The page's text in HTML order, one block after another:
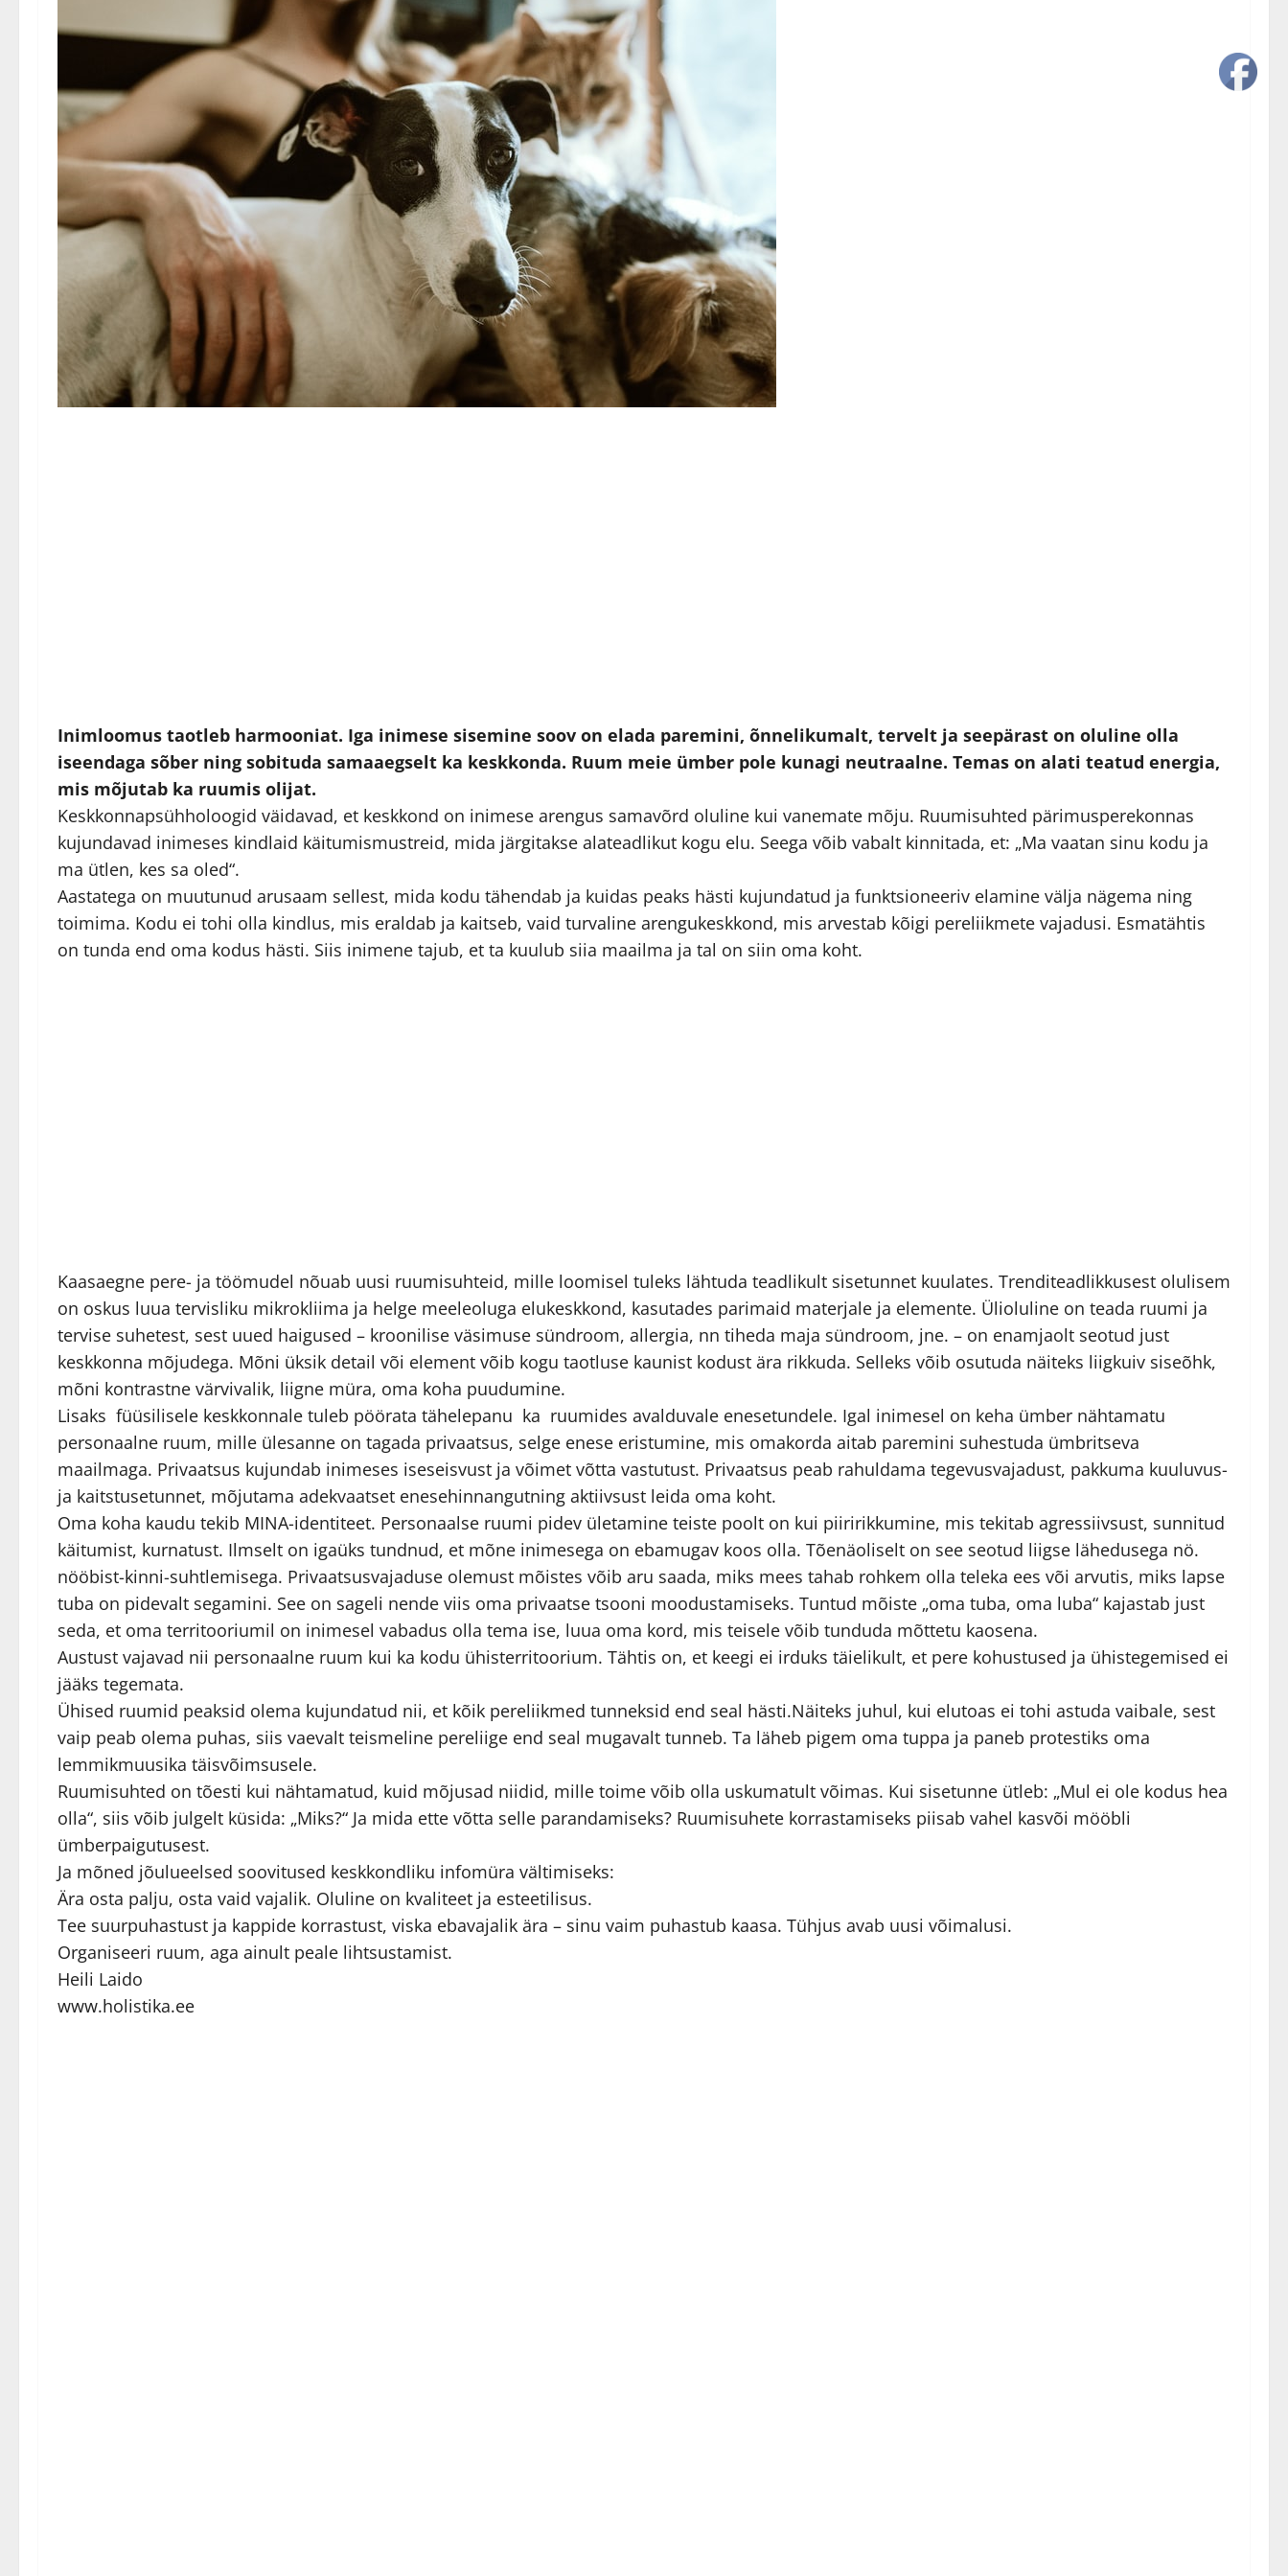
Inimloomus taotleb harmooniat. Iga inimese sisemine soov on elada paremini, õnnelikumalt, tervelt ja seepärast on oluline olla
iseendaga sõber ning sobituda samaaegselt ka keskkonda. Ruum meie ümber pole kunagi neutraalne. Temas on alati teatud energia,
mis mõjutab ka ruumis olijat.
Keskkonnapsühholoogid väidavad, et keskkond on inimese arengus samavõrd oluline kui vanemate mõju. Ruumisuhted pärimusperekonnas
kujundavad inimeses kindlaid käitumismustreid, mida järgitakse alateadlikut kogu elu. Seega võib vabalt kinnitada, et: „Ma vaatan sinu kodu ja
ma ütlen, kes sa oled“.
Aastatega on muutunud arusaam sellest, mida kodu tähendab ja kuidas peaks hästi kujundatud ja funktsioneeriv elamine välja nägema ning
toimima. Kodu ei tohi olla kindlus, mis eraldab ja kaitseb, vaid turvaline arengukeskkond, mis arvestab kõigi pereliikmete vajadusi. Esmatähtis
on tunda end oma kodus hästi. Siis inimene tajub, et ta kuulub siia maailma ja tal on siin oma koht.
Kaasaegne pere- ja töömudel nõuab uusi ruumisuhteid, mille loomisel tuleks lähtuda teadlikult sisetunnet kuulates. Trenditeadlikkusest olulisem
on oskus luua tervisliku mikrokliima ja helge meeleoluga elukeskkond, kasutades parimaid materjale ja elemente. Ülioluline on teada ruumi ja
tervise suhetest, sest uued haigused – kroonilise väsimuse sündroom, allergia, nn tiheda maja sündroom, jne. – on enamjaolt seotud just
keskkonna mõjudega. Mõni üksik detail või element võib kogu taotluse kaunist kodust ära rikkuda. Selleks võib osutuda näiteks liigkuiv siseõhk,
mõni kontrastne värvivalik, liigne müra, oma koha puudumine.
Lisaks füüsilisele keskkonnale tuleb pöörata tähelepanu ka ruumides avalduvale enesetundele. Igal inimesel on keha ümber nähtamatu
personaalne ruum, mille ülesanne on tagada privaatsus, selge enese eristumine, mis omakorda aitab paremini suhestuda ümbritseva
maailmaga. Privaatsus kujundab inimeses iseseisvust ja võimet võtta vastutust. Privaatsus peab rahuldama tegevusvajadust, pakkuma kuuluvus-
ja kaitstusetunnet, mõjutama adekvaatset enesehinnangutning aktiivsust leida oma koht.
Oma koha kaudu tekib MINA-identiteet. Personaalse ruumi pidev ületamine teiste poolt on kui piiririkkumine, mis tekitab agressiivsust, sunnitud
käitumist, kurnatust. Ilmselt on igaüks tundnud, et mõne inimesega on ebamugav koos olla. Tõenäoliselt on see seotud liigse lähedusega nö.
nööbist-kinni-suhtlemisega. Privaatsusvajaduse olemust mõistes võib aru saada, miks mees tahab rohkem olla teleka ees või arvutis, miks lapse
tuba on pidevalt segamini. See on sageli nende viis oma privaatse tsooni moodustamiseks. Tuntud mõiste „oma tuba, oma luba“ kajastab just
seda, et oma territooriumil on inimesel vabadus olla tema ise, luua oma kord, mis teisele võib tunduda mõttetu kaosena.
Austust vajavad nii personaalne ruum kui ka kodu ühisterritoorium. Tähtis on, et keegi ei irduks täielikult, et pere kohustused ja ühistegemised ei
jääks tegemata.
Ühised ruumid peaksid olema kujundatud nii, et kõik pereliikmed tunneksid end seal hästi.Näiteks juhul, kui elutoas ei tohi astuda vaibale, sest
vaip peab olema puhas, siis vaevalt teismeline pereliige end seal mugavalt tunneb. Ta läheb pigem oma tuppa ja paneb protestiks oma
lemmikmuusika täisvõimsusele.
Ruumisuhted on tõesti kui nähtamatud, kuid mõjusad niidid, mille toime võib olla uskumatult võimas. Kui sisetunne ütleb: „Mul ei ole kodus hea
olla“, siis võib julgelt küsida: „Miks?“ Ja mida ette võtta selle parandamiseks? Ruumisuhete korrastamiseks piisab vahel kasvõi mööbli
ümberpaigutusest.
Ja mõned jõulueelsed soovitused keskkondliku infomüra vältimiseks:
Ära osta palju, osta vaid vajalik. Oluline on kvaliteet ja esteetilisus.
Tee suurpuhastust ja kappide korrastust, viska ebavajalik ära – sinu vaim puhastub kaasa. Tühjus avab uusi võimalusi.
Organiseeri ruum, aga ainult peale lihtsustamist.
Heili Laido
www.holistika.ee